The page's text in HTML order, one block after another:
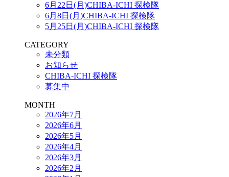
6月22日(月)CHIBA-ICHI 探検隊
6月8日(月)CHIBA-ICHI 探検隊
5月25日(月)CHIBA-ICHI 探検隊
CATEGORY
未分類
お知らせ
CHIBA-ICHI 探検隊
募集中
MONTH
2026年7月
2026年6月
2026年5月
2026年4月
2026年3月
2026年2月